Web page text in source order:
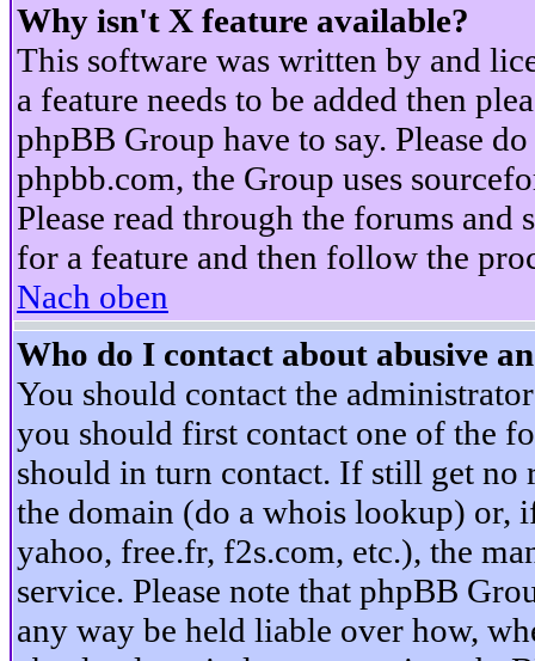
Why isn't X feature available?
This software was written by and
a feature needs to be added then
phpBB Group have to say. Please
phpbb.com, the Group uses
Please read through the forums
for a feature and then follow the
Nach oben
Who do I contact about abusive
You should contact the
you should first contact one of the
should in turn contact. If still get no
the domain (do a whois lookup) or,
yahoo, free.fr, f2s.com, etc.), the
service. Please note that phpBB
any way be held liable over how,